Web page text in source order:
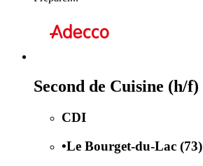
Second de Cuisine (h/f)
CDI
•Le Bourget-du-Lac (73)